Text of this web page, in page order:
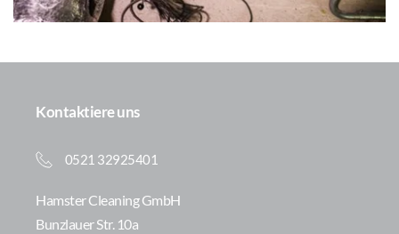
Lüftungsanlage gelangt.
Eskalationen zu vermeiden.
Kontaktiere uns
0521 32925401
Hamster Cleaning GmbH
Bunzlauer Str. 10a